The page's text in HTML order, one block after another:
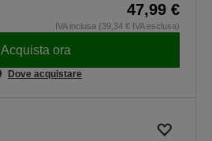
47,99 €
IVA inclusa (39,34 € IVA esclusa)
Acquista ora
Dove acquistare